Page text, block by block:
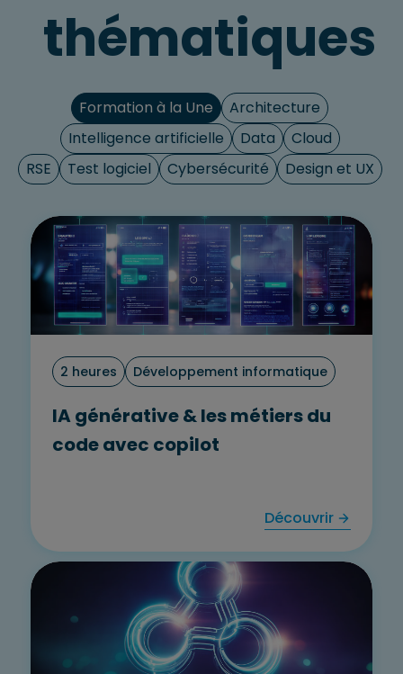
thématiques
Formation à la Une
Architecture
Intelligence artificielle
Data
Cloud
RSE
Test logiciel Cybersécurité Design et UX
2 heures Développement informatique
IA générative & les métiers du
code avec copilot
Découvrir